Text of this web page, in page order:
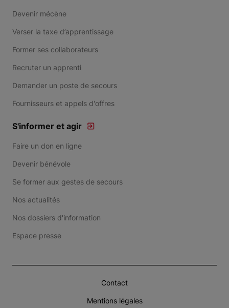
Devenir mécène
Verser la taxe d’apprentissage
Former ses collaborateurs
Recruter un apprenti
Demander un poste de secours
Fournisseurs et appels d'offres
S'informer et agir
Faire un don en ligne
Devenir bénévole
Se former aux gestes de secours
Nos actualités
Nos dossiers d'information
Espace presse
Contact
Mentions légales